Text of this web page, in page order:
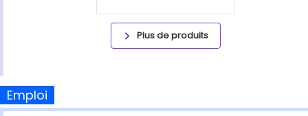
Plus de produits
Emploi